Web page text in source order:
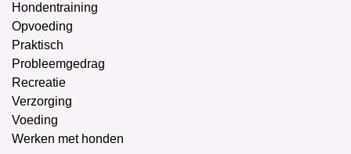
Hondentraining
Opvoeding
Praktisch
Probleemgedrag
Recreatie
Verzorging
Voeding
Werken met honden